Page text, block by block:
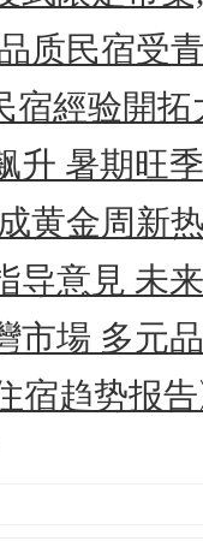
质民宿受
宿經验開
升 暑期旺
黄金周新
导意見 未
市場 多元
宿趋势报